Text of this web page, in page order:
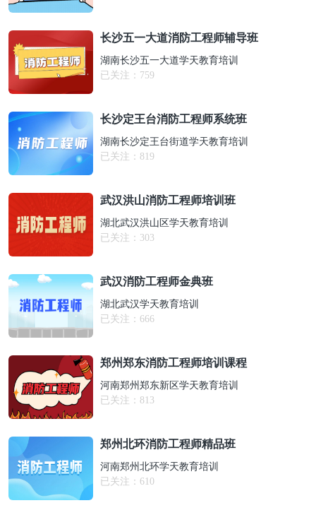
长沙五一大道消防工程师辅导班
湖南长沙五一大道学天教育培训
已关注： 759
长沙定王台消防工程师系统班
湖南长沙定王台街道学天教育培训
已关注： 819
武汉洪山消防工程师培训班
湖北武汉洪山区学天教育培训
已关注： 303
武汉消防工程师金典班
湖北武汉学天教育培训
已关注： 666
郑州郑东消防工程师培训课程
河南郑州郑东新区学天教育培训
已关注： 813
郑州北环消防工程师精品班
河南郑州北环学天教育培训
已关注： 610